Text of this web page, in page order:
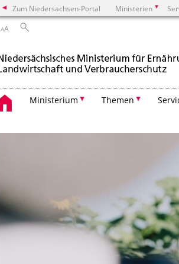
Zum Niedersachsen-Portal Ministerien
AA
Ministerium Themen